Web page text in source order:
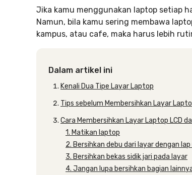
Jika kamu menggunakan laptop setiap
Namun, bila kamu sering membawa
kampus, atau cafe, maka harus lebih
Dalam artikel ini
Kenali Dua Tipe Layar Laptop
Tips sebelum Membersihkan Layar
Cara Membersihkan Layar Laptop LCD
1. Matikan laptop
2. Bersihkan debu dari layar dengan
3. Bersihkan bekas sidik jari pada layar
4. Jangan lupa bersihkan bagian